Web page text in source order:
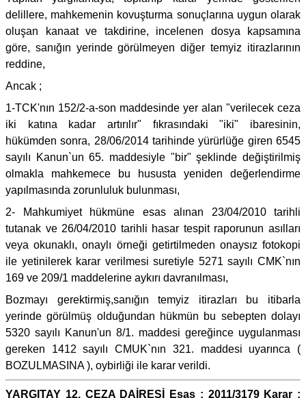
delillere, mahkemenin kovuşturma sonuçlarına uygun olarak
oluşan kanaat ve takdirine, incelenen dosya kapsamına
göre, sanığın yerinde görülmeyen diğer temyiz itirazlarının
reddine,
Ancak ;
1-TCK'nın 152/2-a-son maddesinde yer alan "verilecek ceza
iki katına kadar artırılır" fıkrasındaki "iki" ibaresinin,
hükümden sonra, 28/06/2014 tarihinde yürürlüğe giren 6545
sayılı Kanun`un 65. maddesiyle "bir" şeklinde değiştirilmiş
olmakla mahkemece bu hususta yeniden değerlendirme
yapılmasında zorunluluk bulunması,
2- Mahkumiyet hükmüne esas alınan 23/04/2010 tarihli
tutanak ve 26/04/2010 tarihli hasar tespit raporunun asılları
veya okunaklı, onaylı örneği getirtilmeden onaysız fotokopi
ile yetinilerek karar verilmesi suretiyle 5271 sayılı CMK`nın
169 ve 209/1 maddelerine aykırı davranılması,
Bozmayı gerektirmiş,sanığın temyiz itirazları bu itibarla
yerinde görülmüş olduğundan hükmün bu sebepten dolayı
5320 sayılı Kanun'un 8/1. maddesi gereğince uygulanması
gereken 1412 sayılı CMUK`nın 321. maddesi uyarınca (
BOZULMASINA ), oybirliği ile karar verildi.
YARGITAY 12. CEZA DAİRESİ Esas : 2011/3179 Karar :